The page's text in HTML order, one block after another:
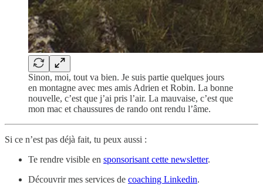
Sinon, moi, tout va bien. Je suis partie quelques jours
en montagne avec mes amis Adrien et Robin. La bonne
nouvelle, c’est que j’ai pris l’air. La mauvaise, c’est que
mon mac et chaussures de rando ont rendu l’âme.
Si ce n’est pas déjà fait, tu peux aussi :
Te rendre visible en sponsorisant cette newsletter.
Découvrir mes services de coaching Linkedin.